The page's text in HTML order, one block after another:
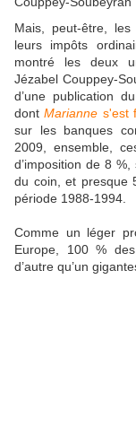
Mais, peut-être, les
leurs impôts
montré les deux
Jézabel Couppey-
d’une publication
dontMarianne s'est
sur les banques
2009, ensemble,
d’imposition de 8
du coin, et presque
période 1988-1994.
Comme un léger
Europe, 100 %
d’autre qu’un